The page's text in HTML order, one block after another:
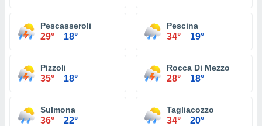
Pescasseroli
29° 18°
Pescina
34° 19°
Pizzoli
35° 18°
Rocca Di Mezzo
28° 18°
Sulmona
36° 22°
Tagliacozzo
34° 20°